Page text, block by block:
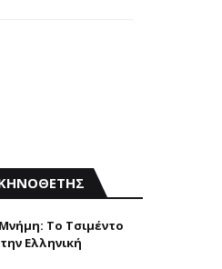
Το Τσιμέντο
Ελληνική